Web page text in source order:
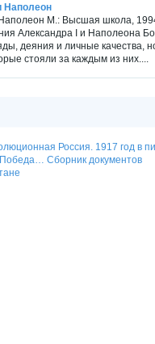
Наполеон
М.: Высшая школа,
Александра I и Наполеона
деяния и личные качества,
стояли за каждым из них....
Россия. 1917 год в
Победа… Сборник документов